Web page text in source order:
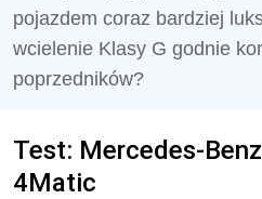
pojazdem coraz bardziej
wcielenie Klasy G godnie
poprzedników?
Test: Mercedes-
4Matic